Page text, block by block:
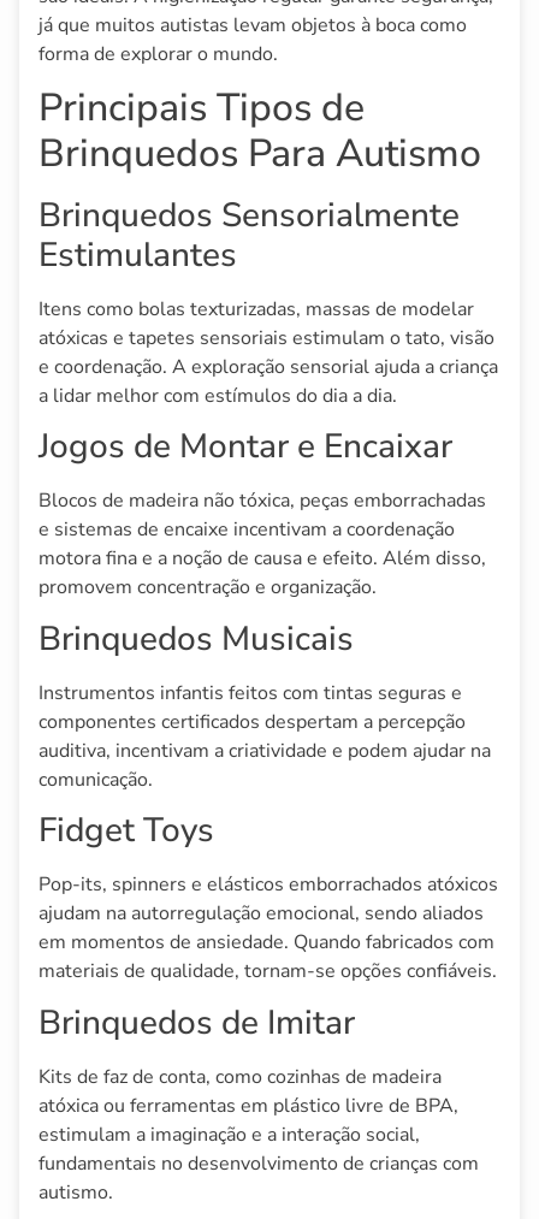
já que muitos autistas levam objetos à boca como
forma de explorar o mundo.
Principais Tipos de
Brinquedos Para Autismo
Brinquedos Sensorialmente
Estimulantes
Itens como bolas texturizadas, massas de modelar
atóxicas e tapetes sensoriais estimulam o tato, visão
e coordenação. A exploração sensorial ajuda a criança
a lidar melhor com estímulos do dia a dia.
Jogos de Montar e Encaixar
Blocos de madeira não tóxica, peças emborrachadas
e sistemas de encaixe incentivam a coordenação
motora fina e a noção de causa e efeito. Além disso,
promovem concentração e organização.
Brinquedos Musicais
Instrumentos infantis feitos com tintas seguras e
componentes certificados despertam a percepção
auditiva, incentivam a criatividade e podem ajudar na
comunicação.
Fidget Toys
Pop-its, spinners e elásticos emborrachados atóxicos
ajudam na autorregulação emocional, sendo aliados
em momentos de ansiedade. Quando fabricados com
materiais de qualidade, tornam-se opções confiáveis.
Brinquedos de Imitar
Kits de faz de conta, como cozinhas de madeira
atóxica ou ferramentas em plástico livre de BPA,
estimulam a imaginação e a interação social,
fundamentais no desenvolvimento de crianças com
autismo.